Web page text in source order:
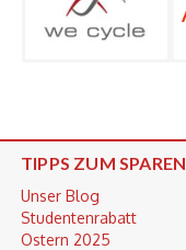
TIPPS ZUM SPAREN
Unser Blog
Studentenrabatt
Ostern 2025